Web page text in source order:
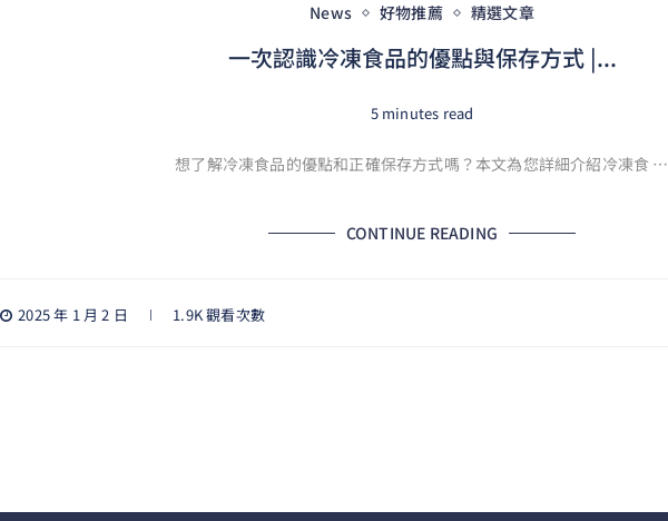
News 好物推薦 精選文章
一次認識冷凍食品的優點與保存方式 |...
5 minutes read
想了解冷凍食品的優點和正確保存方式嗎？本文為您詳細介紹冷凍食 …
CONTINUE READING
2025 年 1 月 2 日 1.9K 觀看次數